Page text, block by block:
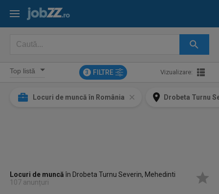
3 FILTRE Vizualizare:
Locuri de muncă în România Drobeta Turnu
Locuri de muncăîn Drobeta Turnu Severin, Mehedinti
107 anunțuri